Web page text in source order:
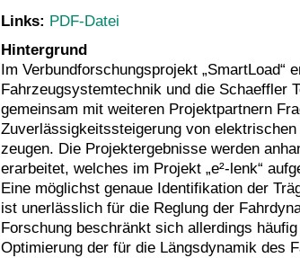
Links: PDF-Datei
Hintergrund
Im Verbundforschungsprojekt „SmartLoad“
Fahrzeugsystemtechnik und die Schaeffler
gemeinsam mit weiteren Projektpartnern
Zuverlässigkeitssteigerung von
zeugen. Die Projektergebnisse werden
erarbeitet, welches im Projekt „e²-lenk“
Eine möglichst genaue Identifikation der
ist unerlässlich für die Reglung der
Forschung beschränkt sich allerdings
Optimierung der für die Längsdynamik des